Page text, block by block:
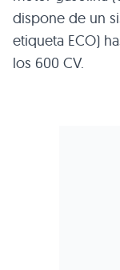
dispone de un
etiqueta ECO)
los 600 CV.